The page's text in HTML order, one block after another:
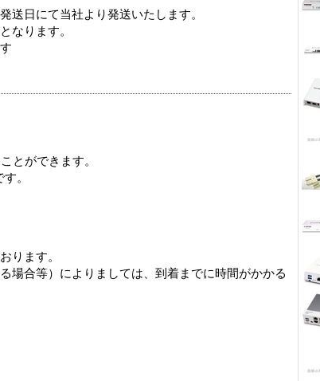
送日にて当社より発送いたします。
なります。
とができます。
。
ります。
場合等）によりましては、到着までに時間がかかる